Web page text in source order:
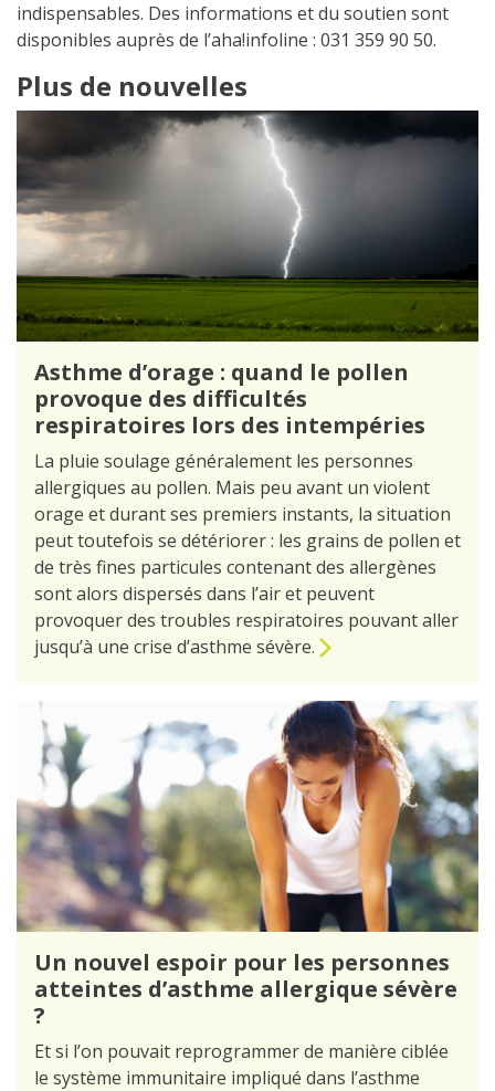
indispensables. Des informations et du soutien sont
disponibles auprès de l’aha!infoline : 031 359 90 50.
Plus de nouvelles
Asthme d’orage : quand le pollen
provoque des difficultés
respiratoires lors des intempéries
La pluie soulage généralement les personnes
allergiques au pollen. Mais peu avant un violent
orage et durant ses premiers instants, la situation
peut toutefois se détériorer : les grains de pollen et
de très fines particules contenant des allergènes
sont alors dispersés dans l’air et peuvent
provoquer des troubles respiratoires pouvant aller
jusqu’à une crise d’asthme sévère.
Un nouvel espoir pour les personnes
atteintes d’asthme allergique sévère
?
Et si l’on pouvait reprogrammer de manière ciblée
le système immunitaire impliqué dans l’asthme